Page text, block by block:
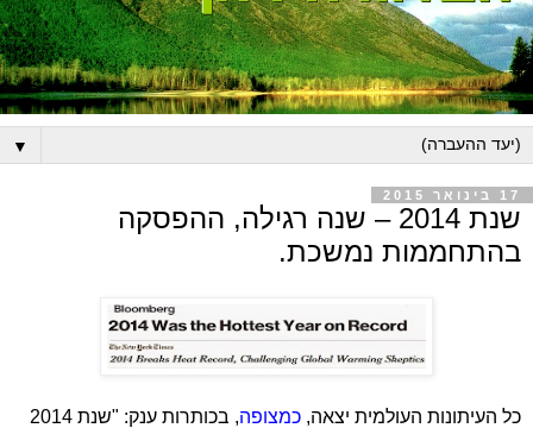
▼
17 בינואר 2015
שנת 2014 – שנה רגילה, ההפסקה
בהתחממות נמשכת.
כל העיתונות העולמית יצאה, כמצופה
, בכותרות ענק: "שנת 2014